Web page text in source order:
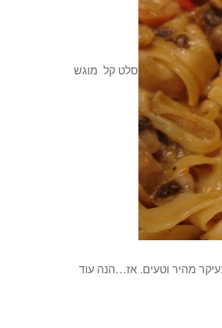
סלט קל מוגש
מהיר וטעים. אז…הנה עוד